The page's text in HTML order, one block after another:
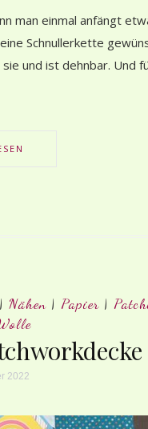
man einmal anfängt
Schnullerkette
und ist dehnbar. Und
| Nähen | Papier |
2022